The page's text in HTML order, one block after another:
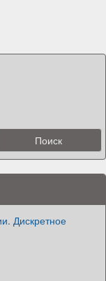
Дискретное